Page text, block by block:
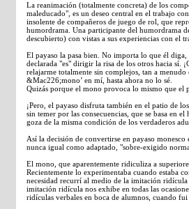
La reanimación (totalmente concreta) de los
maleducado", es un deseo central en el trabajo
insolente de compañeros de juego de rol, que
humordrama. Una participante del humordrama
descubierto) con vistas a sus experiencias con el
El payaso la pasa bien. No importa lo que él
declarada "es" dirigir la risa de los otros hacia sí.
relajarme totalmente sin complejos, tan a
&Mac226;mono’ en mí, hasta ahora no lo sé.
Quizás porque el mono provoca lo mismo que el
¡Pero, el payaso disfruta también en el patio de
sin temer por las consecuencias, que se basa en
goza de la misma condición de los verdaderos
Así la decisión de convertirse en payaso
nunca igual como adaptado, "sobre-exigido
El mono, que aparentemente ridiculiza a
Recientemente lo experimentaba cuando estaba
necesidad recurrí al medio de la imitación
imitación ridícula nos exhibe en todas las
ridículas verbales en boca de alumnos, cuando